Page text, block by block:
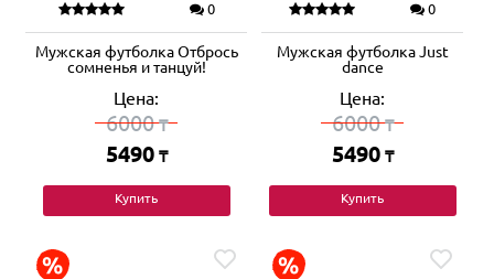
0
Мужская футболка Отбрось
сомненья и танцуй!
Цена:
6000₸
5490 ₸
Купить
0
Мужская футболка Just
dance
Цена:
6000₸
5490 ₸
Купить